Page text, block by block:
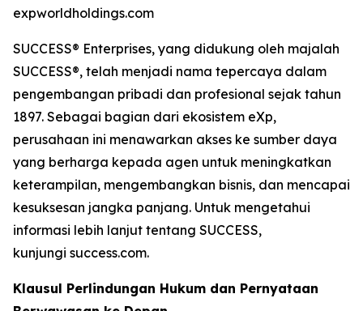
expworldholdings.com
SUCCESS® Enterprises, yang didukung oleh majalah
SUCCESS®, telah menjadi nama tepercaya dalam
pengembangan pribadi dan profesional sejak tahun
1897. Sebagai bagian dari ekosistem eXp,
perusahaan ini menawarkan akses ke sumber daya
yang berharga kepada agen untuk meningkatkan
keterampilan, mengembangkan bisnis, dan mencapai
kesuksesan jangka panjang. Untuk mengetahui
informasi lebih lanjut tentang SUCCESS,
kunjungi success.com.
Klausul Perlindungan Hukum dan Pernyataan